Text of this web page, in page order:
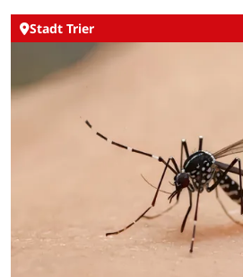
Stadt Trier